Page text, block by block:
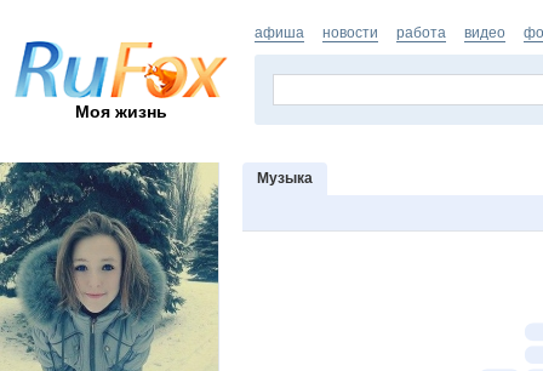
Моя жизнь
афиша новости работа видео
Музыка